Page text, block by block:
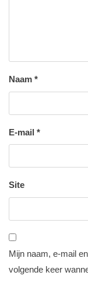
Naam *
E-mail *
Site
Mijn naam, e-mail
volgende keer